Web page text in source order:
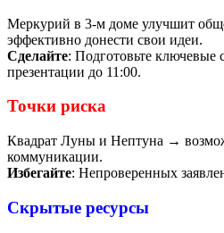
Меркурий в 3-м доме улучшит
эффективно донести свои идеи.
Сделайте: Подготовьте ключевые
презентации до 11:00.
Точки риска
Квадрат Луны и Нептуна →
коммуникации.
Избегайте: Непроверенных
Скрытые ресурсы